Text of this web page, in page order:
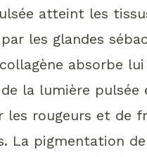
atteint les
les glandes
absorbe
la lumière
les rougeurs et de
La pigmentation